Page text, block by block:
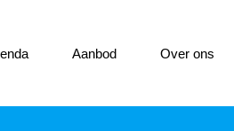
Aanbod Over ons